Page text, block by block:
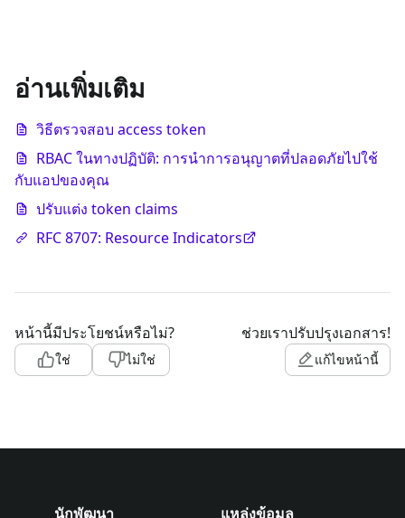
อ่านเพิ่มเติม
วิธีตรวจสอบ access token
RBAC ในทางปฏิบัติ: การนำการอนุญาตที่ปลอดภัยไปใช้
กับแอปของคุณ
ปรับแต่ง token claims
RFC 8707: Resource Indicators
หน้านี้มีประโยชน์หรือไม่?
ใช่ ไม่ใช่
ช่วยเราปรับปรุงเอกสาร!
แก้ไขหน้านี้
นักพัฒนา แหล่งข้อมูล